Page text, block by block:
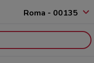
Roma - 00135